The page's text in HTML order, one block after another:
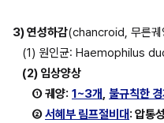
3) 연성하감(chancroid, 무른궤
(1) 원인균: Haemophilus
(2) 임상양상
① 궤양: 1~3개 , 불규칙한 경
② 서혜부 림프절비대: 압통